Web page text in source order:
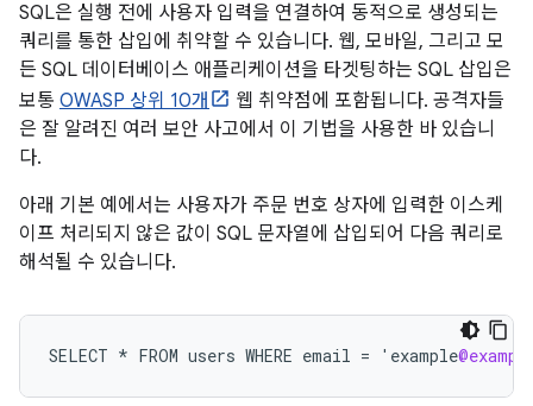
SQL은 실행 전에 사용자 입력을 연결하여 동적으로 생성되는
쿼리를 통한 삽입에 취약할 수 있습니다. 웹, 모바일, 그리고 모
든 SQL 데이터베이스 애플리케이션을 타겟팅하는 SQL 삽입은
보통 OWASP 상위 10개
웹 취약점에 포함됩니다. 공격자들
은 잘 알려진 여러 보안 사고에서 이 기법을 사용한 바 있습니
다.
아래 기본 예에서는 사용자가 주문 번호 상자에 입력한 이스케
이프 처리되지 않은 값이 SQL 문자열에 삽입되어 다음 쿼리로
해석될 수 있습니다.
SELECT * FROM users WHERE email = ' example